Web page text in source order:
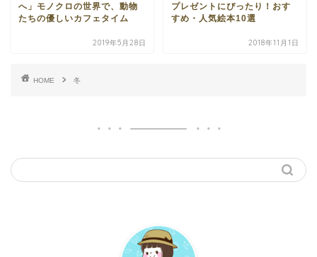
へ」モノクロの世界で、動物
たちの優しいカフェタイム
2019年5月28日
プレゼントにぴったり！おす
すめ・人気絵本10選
2018年11月1日
HOME 冬